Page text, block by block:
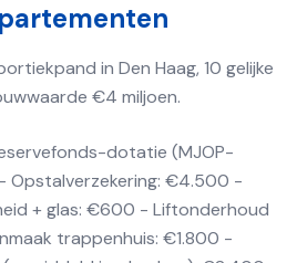
in Den Haag, 10 gelijke
€4 miljoen.
dotatie (MJOP-
Opstalverzekering: €4.500 -
+ glas: €600 - Liftonderhoud
trappenhuis: €1.800 -